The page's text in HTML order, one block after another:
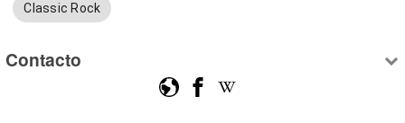
Classic Rock
Contacto